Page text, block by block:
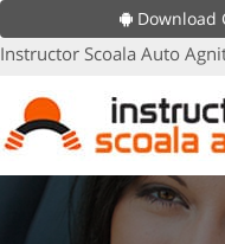
Download
Instructor Scoala Auto